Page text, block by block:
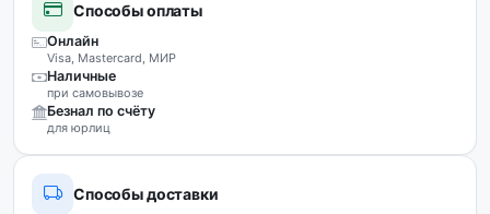
Способы оплаты
Онлайн
Visa, Mastercard, МИР
Наличные
при самовывозе
Безнал по счёту
для юрлиц
Способы доставки